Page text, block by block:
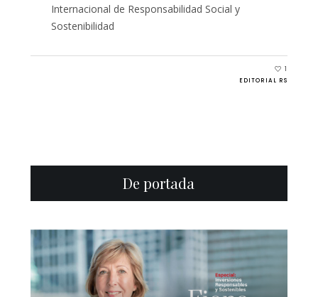
Internacional de Responsabilidad Social y
Sostenibilidad
1
EDITORIAL RS
De portada